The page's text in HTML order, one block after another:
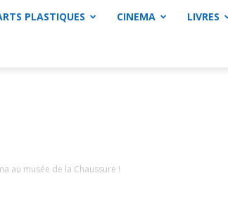
PLASTIQUES CINEMA LIVRES
au musée de la Chaussure !